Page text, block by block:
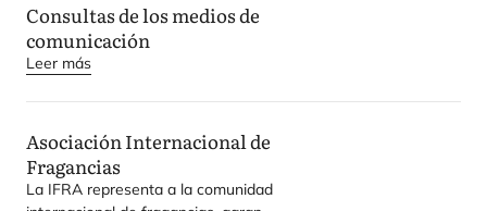
Consultas de los medios de
comunicación
Leer más
Asociación Internacional de
Fragancias
La IFRA repre­sen­ta a la comu­ni­dad